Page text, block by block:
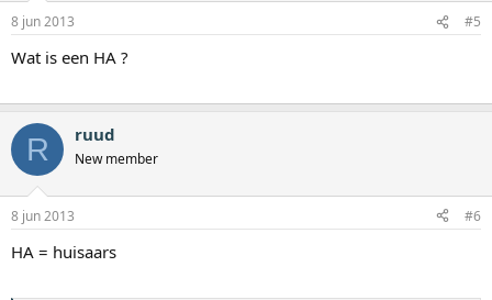
8 jun 2013 #5
Wat is een HA ?
R ruud
New member
8 jun 2013 #6
HA = huisaars